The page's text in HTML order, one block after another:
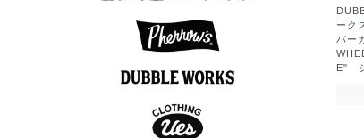
ーク
パー
E"
Tシャツ
7分袖Tシャツ
ロンT
半袖シャツ
長袖シャツ
ポロシャツ
スウェット
アウター
パンツ
帽子
シューズ
ベスト
パンツ
Tシャツ
ロンT
アロハシャツ
半袖シャツ
ポロシャツ
長袖シャツ
ニット
スウェット
アウター